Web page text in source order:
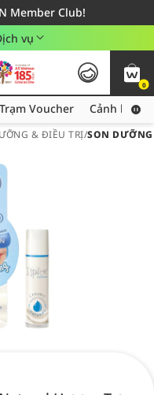
Member Club!
hàng từ 249,000Đ
khu vực TP. Hồ Chí Minh
vụ
0
Thu thập thêm voucher hot tại Trạm Voucher Voucher Cảnh báo
& ĐIỀU TRỊ/SON